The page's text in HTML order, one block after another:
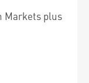
Markets plus